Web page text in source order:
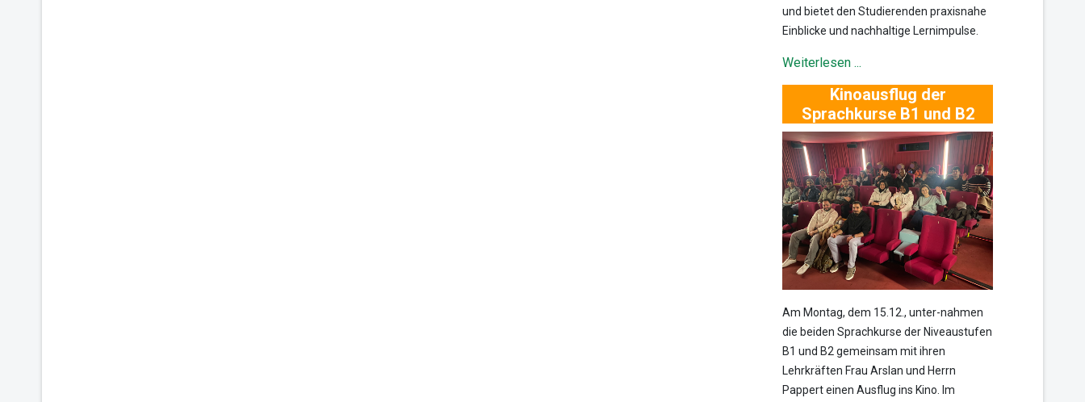
und bietet den Studierenden praxisnahe
Einblicke und nachhaltige Lernimpulse.
Weiterlesen ...
Kinoausflug der
Sprachkurse B1 und B2
Am Montag, dem 15.12., unter-nahmen
die beiden Sprachkurse der Niveaustufen
B1 und B2 gemeinsam mit ihren
Lehrkräften Frau Arslan und Herrn
Pappert einen Ausflug ins Kino. Im